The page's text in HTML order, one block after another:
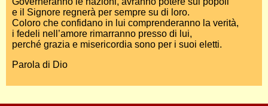
e il Signore regnerà per sempre su di loro.
Coloro che confidano in lui comprenderanno la verità,
i fedeli nell’amore rimarranno presso di lui,
perché grazia e misericordia sono per i suoi eletti.
Parola di Dio